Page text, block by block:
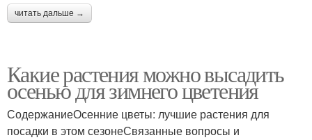
читать дальше →
Какие растения можно высадить
осенью для зимнего цветения
СодержаниеОсенние цветы: лучшие растения для
посадки в этом сезонеСвязанные вопросы и